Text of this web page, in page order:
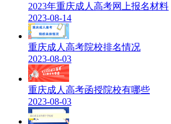
2023年重庆成人高考网上报名材料
2023-08-14
重庆成人高考院校排名情况
2023-08-03
重庆成人高考函授院校有哪些
2023-08-03